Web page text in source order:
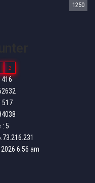
1250
2
517
: 5
6:56 am